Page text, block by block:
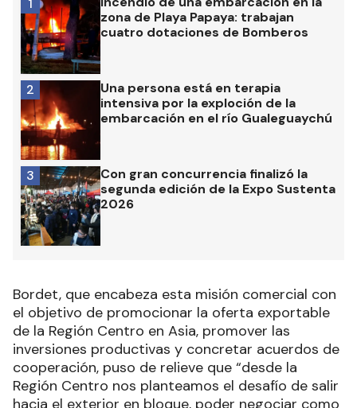
zona de Playa Papaya: trabajan
cuatro dotaciones de Bomberos
1
Una persona está en terapia
intensiva por la exploción de la
embarcación en el río Gualeguaychú
2
Con gran concurrencia finalizó la
segunda edición de la Expo Sustenta
2026
3
Bordet, que encabeza esta misión comercial con
el objetivo de promocionar la oferta exportable
de la Región Centro en Asia, promover las
inversiones productivas y concretar acuerdos de
cooperación, puso de relieve que “desde la
Región Centro nos planteamos el desafío de salir